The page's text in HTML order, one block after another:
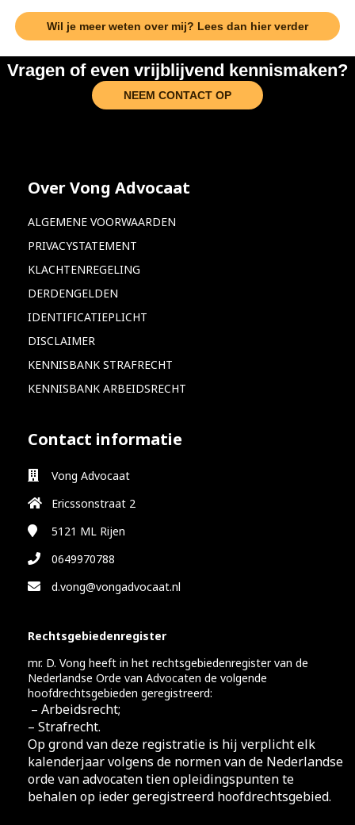
Wil je meer weten over mij? Lees dan hier verder
Vragen of even vrijblijvend kennismaken?
NEEM CONTACT OP
Over Vong Advocaat
ALGEMENE VOORWAARDEN
PRIVACYSTATEMENT
KLACHTENREGELING
DERDENGELDEN
IDENTIFICATIEPLICHT
DISCLAIMER
KENNISBANK STRAFRECHT
KENNISBANK ARBEIDSRECHT
Contact informatie
Vong Advocaat
Ericssonstraat 2
5121 ML Rijen
0649970788
d.vong@vongadvocaat.nl
Rechtsgebiedenregister
mr. D. Vong heeft in het rechtsgebiedenregister van de
Nederlandse Orde van Advocaten de volgende
hoofdrechtsgebieden geregistreerd:
– Arbeidsrecht;
– Strafrecht.
Op grond van deze registratie is hij verplicht elk
kalenderjaar volgens de normen van de Nederlandse
orde van advocaten tien opleidingspunten te
behalen op ieder geregistreerd hoofdrechtsgebied.